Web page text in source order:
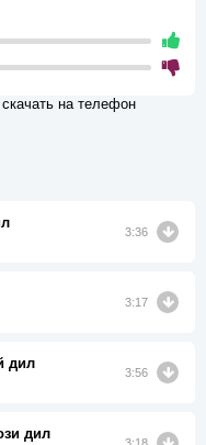
скачать на телефон
3:36
3:17
дил
3:56
дил